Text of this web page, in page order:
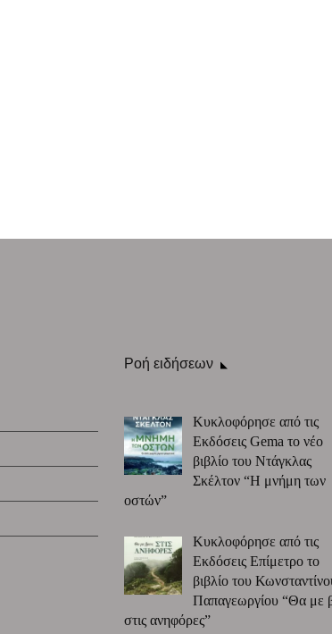
Ροή ειδήσεων
Κυκλοφόρησε από τις
Εκδόσεις Gema το νέο
βιβλίο του Ντάγκλας
Σκέλτον “Η μνήμη των
οστών”
Κυκλοφόρησε από τις
Εκδόσεις Επίμετρο το
βιβλίο του
Παπαγεωργίου “Θα με
στις ανηφόρες”